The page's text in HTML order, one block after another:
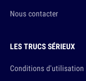
Nous contacter
LES TRUCS SÉRIEUX
Conditions d'utilisation